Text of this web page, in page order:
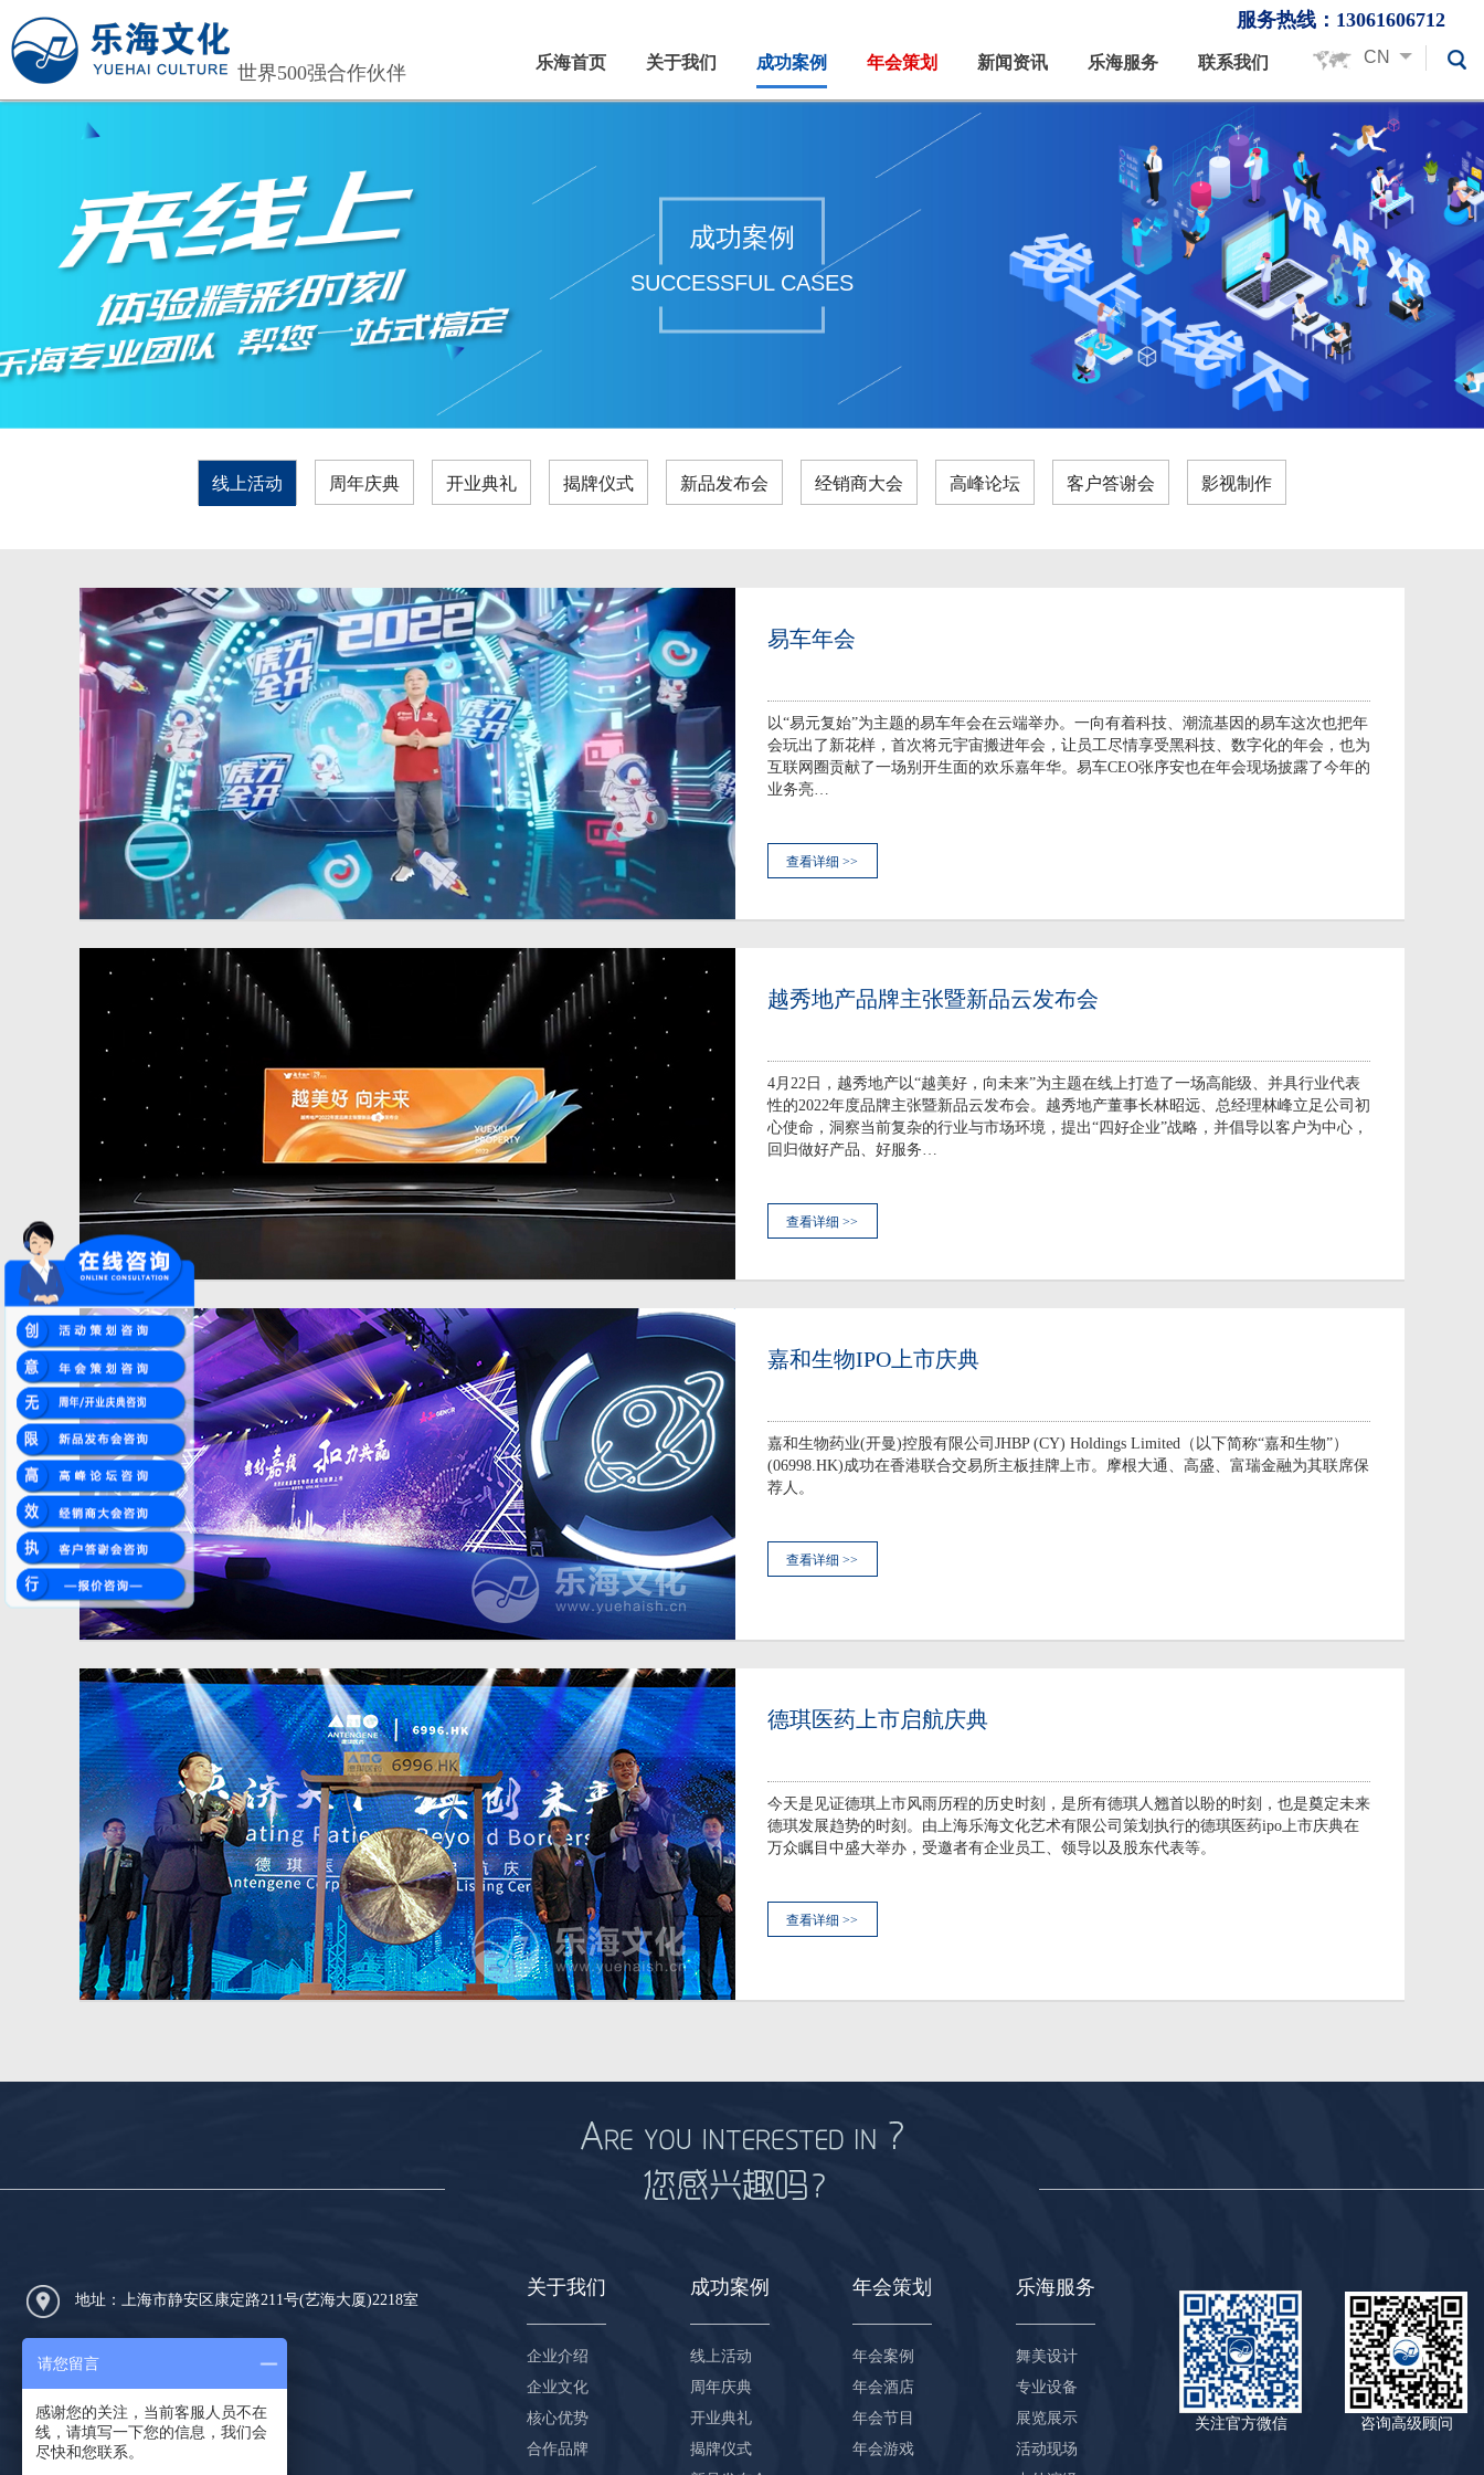
世界500强合作伙伴
服务热线：13061606712
CN
乐海首页 关于我们 成功案例 年会策划 新闻资讯 乐海服务 联系我们
成功案例
SUCCESSFUL CASES
线上活动 周年庆典 开业典礼 揭牌仪式 新品发布会 经销商大会 高峰论坛 客户答谢会 影视制作
易车年会
以“易元复始”为主题的易车年会在云端举办。一向有着科技、潮流基因的易车这次也把年
会玩出了新花样，首次将元宇宙搬进年会，让员工尽情享受黑科技、数字化的年会，也为
互联网圈贡献了一场别开生面的欢乐嘉年华。易车CEO张序安也在年会现场披露了今年的
业务亮…
查看详细 >>
越秀地产品牌主张暨新品云发布会
4月22日，越秀地产以“越美好，向未来”为主题在线上打造了一场高能级、并具行业代表
性的2022年度品牌主张暨新品云发布会。越秀地产董事长林昭远、总经理林峰立足公司初
心使命，洞察当前复杂的行业与市场环境，提出“四好企业”战略，并倡导以客户为中心，
回归做好产品、好服务…
查看详细 >>
嘉和生物IPO上市庆典
嘉和生物药业(开曼)控股有限公司JHBP (CY) Holdings Limited（以下简称“嘉和生物”）
(06998.HK)成功在香港联合交易所主板挂牌上市。摩根大通、高盛、富瑞金融为其联席保
荐人。
查看详细 >>
德琪医药上市启航庆典
今天是见证德琪上市风雨历程的历史时刻，是所有德琪人翘首以盼的时刻，也是奠定未来
德琪发展趋势的时刻。由上海乐海文化艺术有限公司策划执行的德琪医药ipo上市庆典在
万众瞩目中盛大举办，受邀者有企业员工、领导以及股东代表等。
查看详细 >>
地址：上海市静安区康定路211号(艺海大厦)2218室
电话：
邮箱：543574691@qq.com
微信：543574691
关注官方微信 咨询高级顾问
关于我们
企业介绍
企业文化
核心优势
合作品牌
成功案例
线上活动
周年庆典
开业典礼
揭牌仪式
年会策划
年会案例
年会酒店
年会节目
年会游戏
乐海服务
舞美设计
专业设备
展览展示
活动现场
请您留言
感谢您的关注，当前客服人员不在
线，请填写一下您的信息，我们会
尽快和您联系。